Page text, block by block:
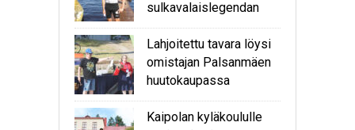
sulkavalaislegendan
Lahjoitettu tavara löysi
omistajan Palsanmäen
huutokaupassa
Kaipolan kyläkoululle